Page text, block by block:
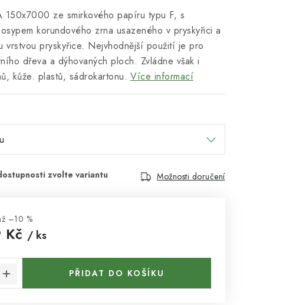
150x7000 ze smirkového papíru typu F, s
korundového zrna usazeného v pryskyřici a
vrstvou pryskyřice. Nejvhodnější použití je pro
dřeva a dýhovaných ploch. Zvládne však i
kůže. plastů, sádrokartonu. Více informací
Možnosti doručení
–10 %
/ ks
PŘIDAT DO KOŠÍKU